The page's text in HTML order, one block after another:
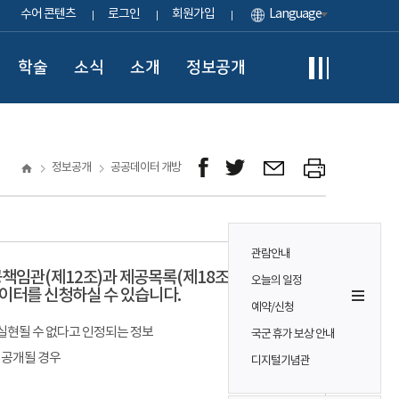
수어 콘텐츠 로그인 회원가입 Language
학술 소식 소개 정보공개
관람안내
오늘의 일정
예약/신청
국군 휴가 보상 안내
디지털기념관
정보공개 공공데이터 개방
임관(제12조)과 제공목록(제18조)을 아래와
터를 신청하실 수 있습니다.
현될 수 없다고 인정되는 정보
개될 경우